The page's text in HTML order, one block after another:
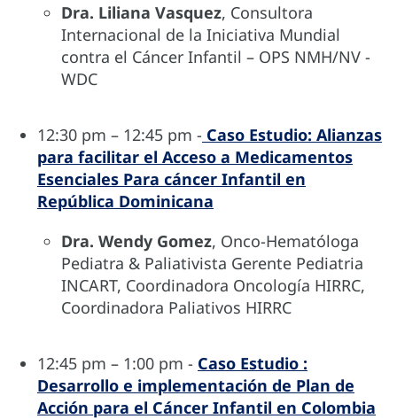
Dra. Liliana Vasquez, Consultora
Internacional de la Iniciativa Mundial
contra el Cáncer Infantil – OPS NMH/NV -
WDC
12:30 pm – 12:45 pm - Caso Estudio: Alianzas
para facilitar el Acceso a Medicamentos
Esenciales Para cáncer Infantil en
República Dominicana
Dra. Wendy Gomez, Onco-Hematóloga
Pediatra & Paliativista Gerente Pediatria
INCART, Coordinadora Oncología HIRRC,
Coordinadora Paliativos HIRRC
12:45 pm – 1:00 pm - Caso Estudio :
Desarrollo e implementación de Plan de
Acción para el Cáncer Infantil en Colombia